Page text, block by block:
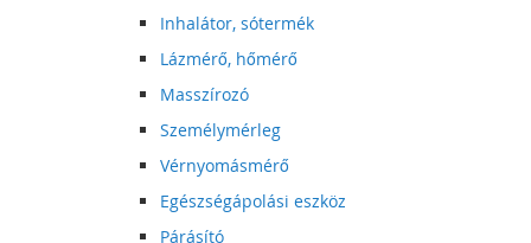
Inhalátor, sótermék
Lázmérő, hőmérő
Masszírozó
Személymérleg
Vérnyomásmérő
Egészségápolási eszköz
Párásító